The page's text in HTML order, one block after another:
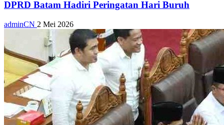
DPRD Batam Hadiri Peringatan Hari Buruh
adminCN 2 Mei 2026